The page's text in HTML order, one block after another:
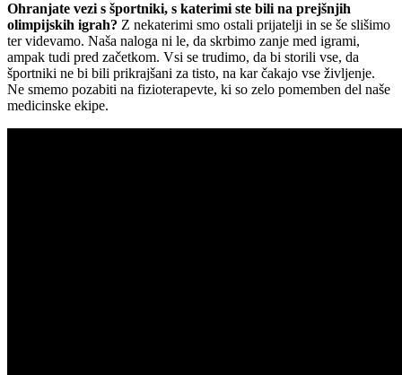
Ohranjate vezi s športniki, s katerimi ste bili na prejšnjih
olimpijskih igrah? Z nekaterimi smo ostali prijatelji in se še slišimo
ter videvamo. Naša naloga ni le, da skrbimo zanje med igrami,
ampak tudi pred začetkom. Vsi se trudimo, da bi storili vse, da
športniki ne bi bili prikrajšani za tisto, na kar čakajo vse življenje.
Ne smemo pozabiti na fizioterapevte, ki so zelo pomemben del naše
medicinske ekipe.